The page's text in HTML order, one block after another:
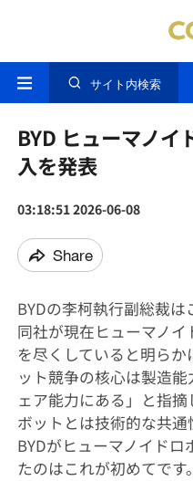
サイト内検索
BYD ヒューマノイ
入を発表
03:18:51 2026-06-08
Share
BYDの李柯執行副総裁は
同社が現在ヒューマノ
を尽くしていると明ら
ット競争の核心は製造
ェア能力にある」と指
ボットとは技術的な共通
BYDがヒューマノイド
たのはこれが初めてです。